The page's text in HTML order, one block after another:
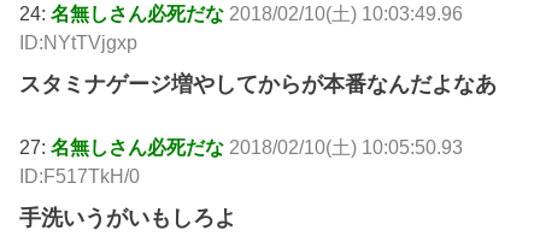
24:名無しさん必死だな 2018/02/10(土) 10:03:49.96
ID:NYtTVjgxp
スタミナゲージ増やしてからが本番なんだよなあ
27:名無しさん必死だな 2018/02/10(土) 10:05:50.93
ID:F517TkH/0
手洗いうがいもしろよ